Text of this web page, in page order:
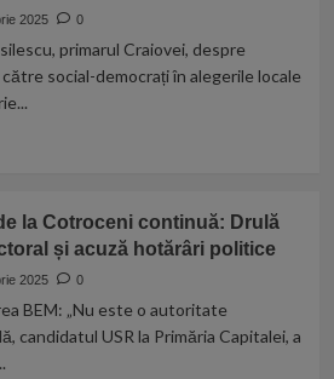
2025 0
primarul Craiovei, despre
social-democrați în alegerile locale
la Cotroceni continuă: Drulă
și acuză hotărâri politice
2025 0
BEM: „Nu este o autoritate
candidatul USR la Primăria Capitalei, a